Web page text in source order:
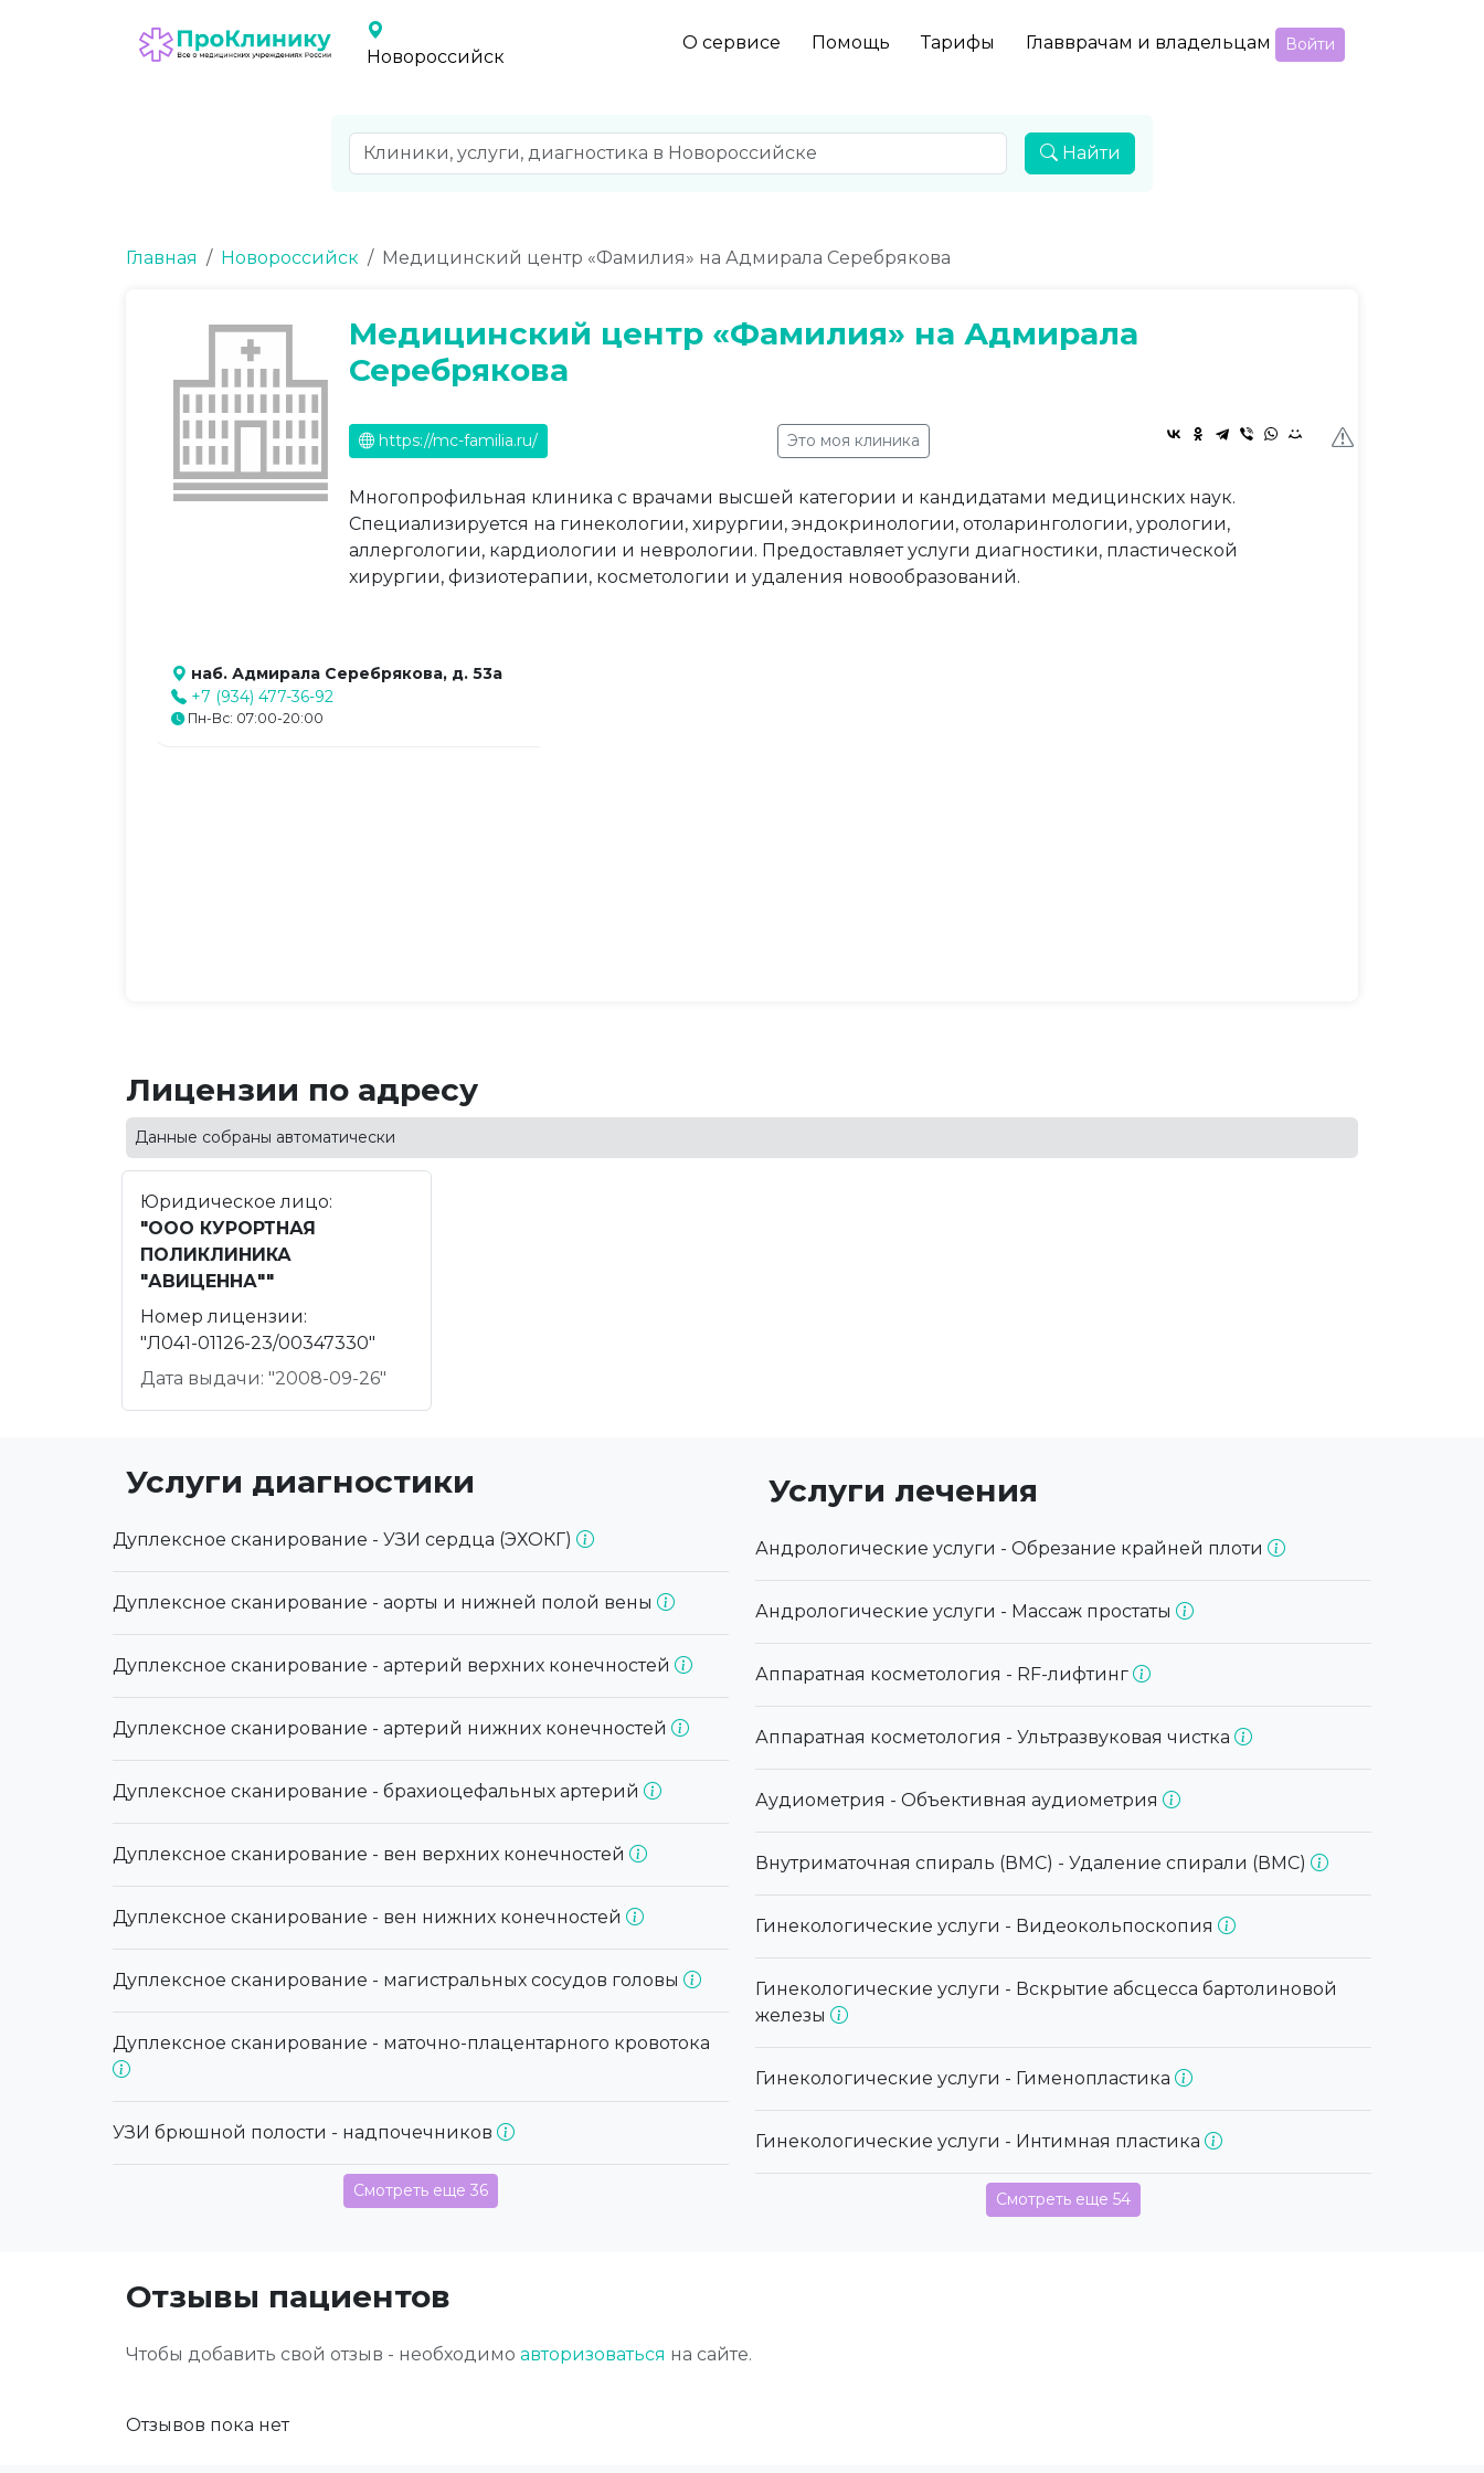
Новороссийск
О сервисе Помощь Тарифы Главврачам и владельцам Войти
Найти
Главная Новороссийск Медицинский центр «Фамилия» на Адмирала Серебрякова
Медицинский центр «Фамилия» на Адмирала
Серебрякова
https://mc-familia.ru/ Это моя клиника
Многопрофильная клиника с врачами высшей категории и кандидатами медицинских наук.
Специализируется на гинекологии, хирургии, эндокринологии, отоларингологии, урологии,
аллергологии, кардиологии и неврологии. Предоставляет услуги диагностики, пластической
хирургии, физиотерапии, косметологии и удаления новообразований.
наб. Адмирала Серебрякова, д. 53а
+7 (934) 477-36-92
Пн-Вс: 07:00-20:00
Лицензии по адресу
Данные собраны автоматически
Юридическое лицо:
"ООО КУРОРТНАЯ
ПОЛИКЛИНИКА
"АВИЦЕННА""
Номер лицензии:
"Л041-01126-23/00347330"
Дата выдачи: "2008-09-26"
Услуги диагностики
Дуплексное сканирование - УЗИ сердца (ЭХОКГ)
Дуплексное сканирование - аорты и нижней полой вены
Дуплексное сканирование - артерий верхних конечностей
Дуплексное сканирование - артерий нижних конечностей
Дуплексное сканирование - брахиоцефальных артерий
Дуплексное сканирование - вен верхних конечностей
Дуплексное сканирование - вен нижних конечностей
Дуплексное сканирование - магистральных сосудов головы
Дуплексное сканирование - маточно-плацентарного кровотока
УЗИ брюшной полости - надпочечников
Смотреть еще 36
Услуги лечения
Андрологические услуги - Обрезание крайней плоти
Андрологические услуги - Массаж простаты
Аппаратная косметология - RF-лифтинг
Аппаратная косметология - Ультразвуковая чистка
Аудиометрия - Объективная аудиометрия
Внутриматочная спираль (ВМС) - Удаление спирали (ВМС)
Гинекологические услуги - Видеокольпоскопия
Гинекологические услуги - Вскрытие абсцесса бартолиновой
железы
Гинекологические услуги - Гименопластика
Гинекологические услуги - Интимная пластика
Смотреть еще 54
Отзывы пациентов
Чтобы добавить свой отзыв - необходимо авторизоваться на сайте.
Отзывов пока нет